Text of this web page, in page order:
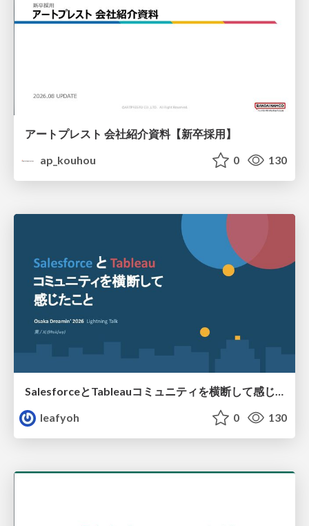
アートプレスト 会社紹介資料【新卒採用】
ap_kouhou
0 130
leafyoh
0 130